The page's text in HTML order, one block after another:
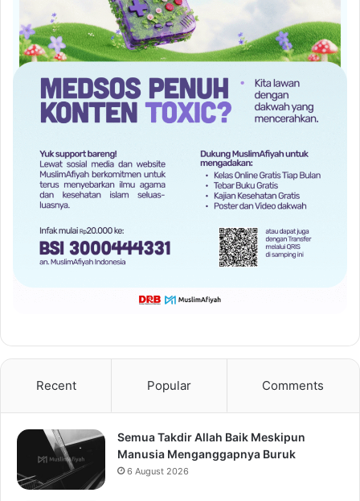
Recent Popular Comments
Semua Takdir Allah Baik Meskipun
Manusia Menganggapnya Buruk
6 August 2026